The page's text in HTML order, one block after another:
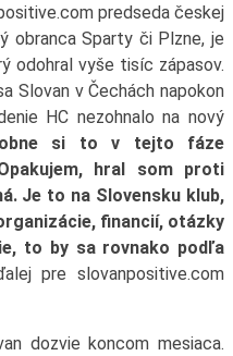
predseda českej
obranca Sparty či Plzne, je
odohral vyše tisíc zápasov.
Slovan v Čechách napokon
HC nezohnalo na nový
si to v tejto fáze
hral som proti
Je to na Slovensku klub,
financií, otázky
to by sa rovnako podľa
pre slovanpositive.com
dozvie koncom mesiaca.